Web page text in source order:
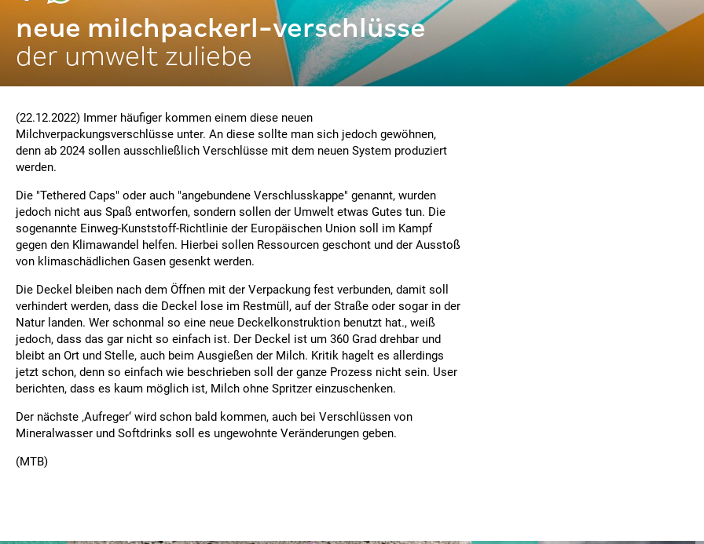
neue milchpackerl-verschlüsse
der umwelt zuliebe
(22.12.2022) Immer häufiger kommen einem diese neuen
Milchverpackungsverschlüsse unter. An diese sollte man sich jedoch gewöhnen,
denn ab 2024 sollen ausschließlich Verschlüsse mit dem neuen System produziert
werden.
Die "Tethered Caps" oder auch "angebundene Verschlusskappe" genannt, wurden
jedoch nicht aus Spaß entworfen, sondern sollen der Umwelt etwas Gutes tun. Die
sogenannte Einweg-Kunststoff-Richtlinie der Europäischen Union soll im Kampf
gegen den Klimawandel helfen. Hierbei sollen Ressourcen geschont und der Ausstoß
von klimaschädlichen Gasen gesenkt werden.
Die Deckel bleiben nach dem Öffnen mit der Verpackung fest verbunden, damit soll
verhindert werden, dass die Deckel lose im Restmüll, auf der Straße oder sogar in der
Natur landen. Wer schonmal so eine neue Deckelkonstruktion benutzt hat., weiß
jedoch, dass das gar nicht so einfach ist. Der Deckel ist um 360 Grad drehbar und
bleibt an Ort und Stelle, auch beim Ausgießen der Milch. Kritik hagelt es allerdings
jetzt schon, denn so einfach wie beschrieben soll der ganze Prozess nicht sein. User
berichten, dass es kaum möglich ist, Milch ohne Spritzer einzuschenken.
Der nächste ‚Aufreger‘ wird schon bald kommen, auch bei Verschlüssen von
Mineralwasser und Softdrinks soll es ungewohnte Veränderungen geben.
(MTB)